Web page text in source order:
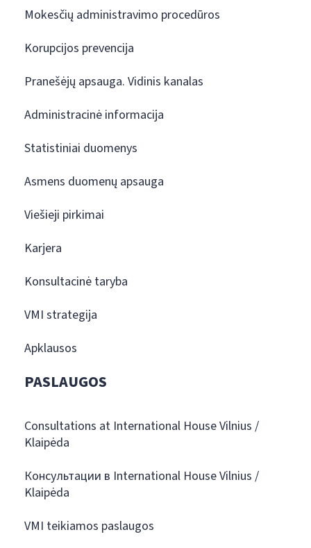
Mokesčių administravimo procedūros
Korupcijos prevencija
Pranešėjų apsauga. Vidinis kanalas
Administracinė informacija
Statistiniai duomenys
Asmens duomenų apsauga
Viešieji pirkimai
Karjera
Konsultacinė taryba
VMI strategija
Apklausos
PASLAUGOS
Consultations at International House Vilnius /
Klaipėda
Консультации в International House Vilnius /
Klaipėda
VMI teikiamos paslaugos